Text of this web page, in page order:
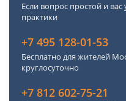
Если вопрос простой и
практики
+7 495 128-01-53
Бесплатно для жителей
круглосуточно
+7 812 602-75-21